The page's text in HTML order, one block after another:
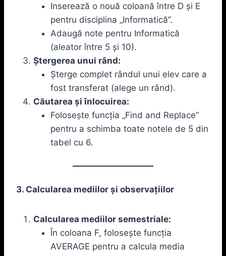
Inserează o nouă coloană între D și E
pentru disciplina „Informatică”.
Adaugă note pentru Informatică
(aleator între 5 și 10).
Ștergerea unui rând:
Șterge complet rândul unui elev care a
fost transferat (alege un rând).
Căutarea și înlocuirea:
Folosește funcția „Find and Replace”
pentru a schimba toate notele de 5 din
tabel cu 6.
3. Calcularea mediilor și observațiilor
Calcularea mediilor semestriale:
În coloana F, folosește funcția
AVERAGE pentru a calcula media